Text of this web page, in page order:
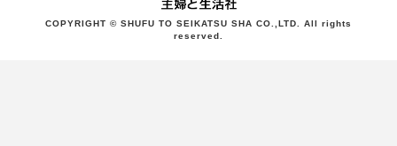
COPYRIGHT © SHUFU TO SEIKATSU SHA CO.,LTD. All rights
reserved.